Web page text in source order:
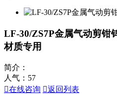
LF-30/ZS7P金属气动剪钳
材质专用
简介：
人气： 57
在线咨询 返回列表